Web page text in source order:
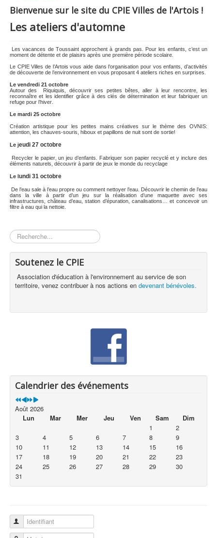
Bienvenue sur le site du CPIE Villes de l'Artois !
Les ateliers d'automne
Les vacances de Toussaint approchent à grands pas. Pour les enfants, c’est un
moment de détente et de plaisirs après une première période scolaire.
Le CPIE Villes de l’Artois vous aide dans l’organisation pour vos enfants, d’activités
de découverte de l’environnement en vous proposant 4 ateliers riches en surprises.
Le vendredi 21 octobre
Autour des Riquiquis, découvrir ses petites bêtes, aller à leur rencontre, les
reconnaître et les identifier grâce à des clés de détermination et leur fabriquer un
refuge pour l’hiver.
Le mardi 25 octobre
Création artistique pour les petites mains créatives sur le thème des OVNIS:
attention, les chauves-souris, hiboux et papillons de nuit sont de sortie!
Le jeudi 27 octobre
Recycler le papier, un jeu d’enfants. Fabriquer son papier recyclé et y inclure des
éléments naturels, découvrir à partir de jeux le monde du recyclage
Le lundi 31 octobre
De l’eau sale à l’eau propre ou comment nettoyer l’eau. Découvrir le chemin de l’eau
dans la ville à partir d’un jeu sur la réalisation d’une maquette avec ses
infrastructures, château d’eau, station d’épuration, canalisations… et concevoir un
filtre à eau qui la nettoie.
Rechercher
Soutenez le CPIE
Association d'éducation à l'environnement au service de son
territoire, venez contribuer à nos actions en devenant bénévoles.
Calendrier des événements
Août 2026
Lun
Mar Mer Jeu Ven Sam
Dim
1
2
3
4 5 6 7 8
9
10
11 12 13 14 15
16
17
18 19 20 21 22
23
24
25 26 27 28 29
30
31
Identifiant